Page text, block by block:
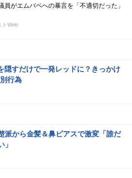
員がエムバペへの暴言を「不適切だった」
トWeb
隠すだけで一発レッドに？きっかけ
行為
派から金髪＆鼻ピアスで激変「誰だ